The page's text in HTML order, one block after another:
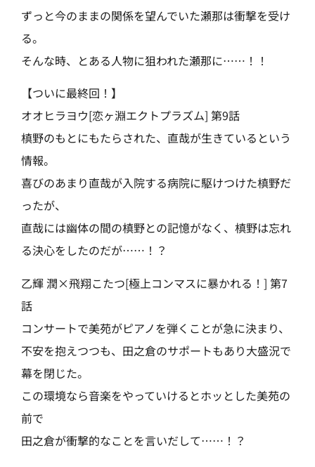
ずっと今のままの関係を望んでいた瀬那は衝撃を受け
る。
そんな時、とある人物に狙われた瀬那に……！！
【ついに最終回！】
オオヒラヨウ[恋ヶ淵エクトプラズム] 第9話
槙野のもとにもたらされた、直哉が生きているという
情報。
喜びのあまり直哉が入院する病院に駆けつけた槙野だ
ったが、
直哉には幽体の間の槙野との記憶がなく、槙野は忘れ
る決心をしたのだが……！？
乙輝 潤×飛翔こたつ[極上コンマスに暴かれる！] 第7
話
コンサートで美苑がピアノを弾くことが急に決まり、
不安を抱えつつも、田之倉のサポートもあり大盛況で
幕を閉じた。
この環境なら音楽をやっていけるとホッとした美苑の
前で
田之倉が衝撃的なことを言いだして……！？